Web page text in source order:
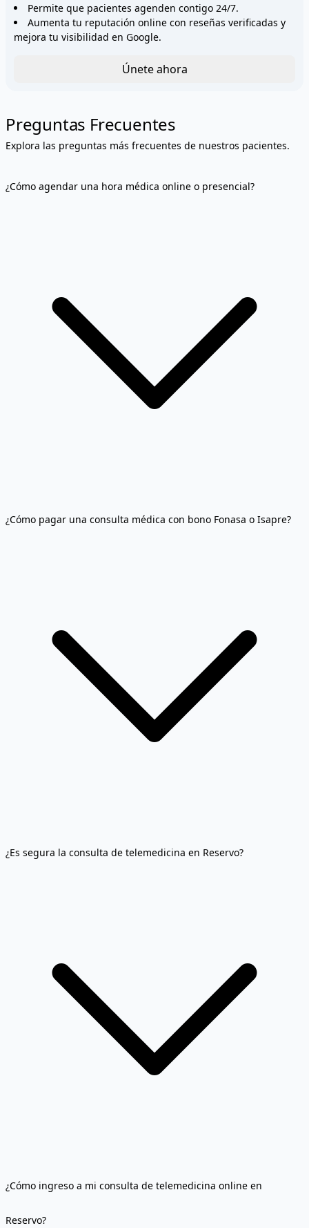
Permite que pacientes agenden contigo 24/7.
Aumenta tu reputación online con reseñas verificadas y
mejora tu visibilidad en Google.
Únete ahora
Preguntas Frecuentes
Explora las preguntas más frecuentes de nuestros pacientes.
¿Cómo agendar una hora médica online o presencial?
¿Cómo pagar una consulta médica con bono Fonasa o Isapre?
¿Es segura la consulta de telemedicina en Reservo?
¿Cómo ingreso a mi consulta de telemedicina online en
Reservo?